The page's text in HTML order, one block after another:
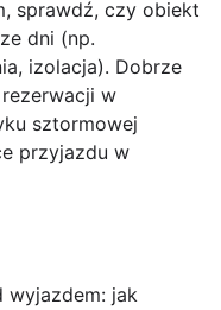
sprawdź, czy obiekt
dni (np.
izolacja). Dobrze
w
sztormowej
przyjazdu w
wyjazdem: jak